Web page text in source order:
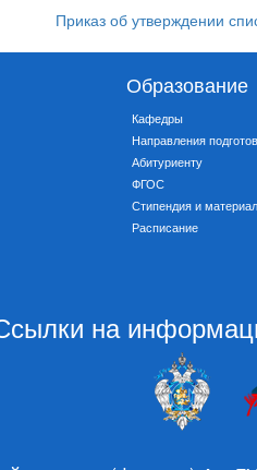
Приказ об утверждении
Образование
Кафедры
Направления
Абитуриенту
ФГОС
Стипендия и
Расписание
на